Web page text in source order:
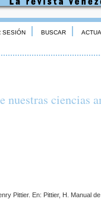
SESIÓN BUSCAR
ciencias
Pittier. En: Pittier, H. Manual